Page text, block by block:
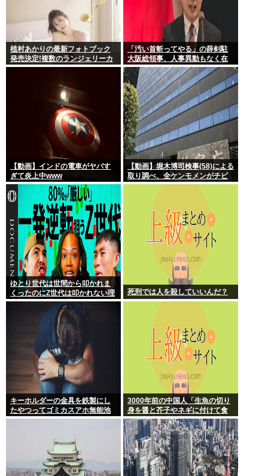
植村あかりの最新フォトブック
発売決定!複数のランジェリーカ
ットあり
「汚い首斬ってやる」の薛剣駐
大阪総領事、人事異動もなく在
任6年で歴代最長
【動画】インドの電車がヤバす
ぎて炎上中www
【動画】堀木博司検事(58)による
取り調べ、全ケンモメンがチビ
るくらい怖いと話題に
ゆとり世代は世間から叩かれま
くったのにZ世代は叩かれない理
由、マジで謎
死刑では人を殺していいんだ？
キーホルダーの金具を鉄製にし
たやつってゴミカスアホ無能池
沼？
3000年前の中国人「生魚の切り
身を醤と芥子やネギに付けて食
うと美味い」日本人は何故ずっ
とこのレベルで足踏みしてるの
か